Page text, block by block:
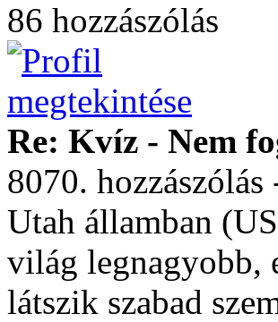
86 hozzászólás
Re: Kvíz - Nem
8070.
Utah államban
világ legnagyobb,
látszik szabad